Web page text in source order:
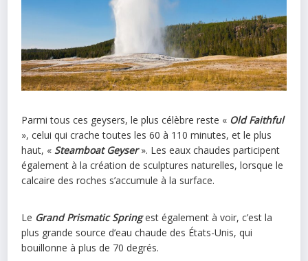
Parmi tous ces geysers, le plus célèbre reste « Old Faithful
», celui qui crache toutes les 60 à 110 minutes, et le plus
haut, « Steamboat Geyser». Les eaux chaudes participent
également à la création de sculptures naturelles, lorsque le
calcaire des roches s’accumule à la surface.
Le Grand Prismatic Springest également à voir, c’est la
plus grande source d’eau chaude des États-Unis, qui
bouillonne à plus de 70 degrés.